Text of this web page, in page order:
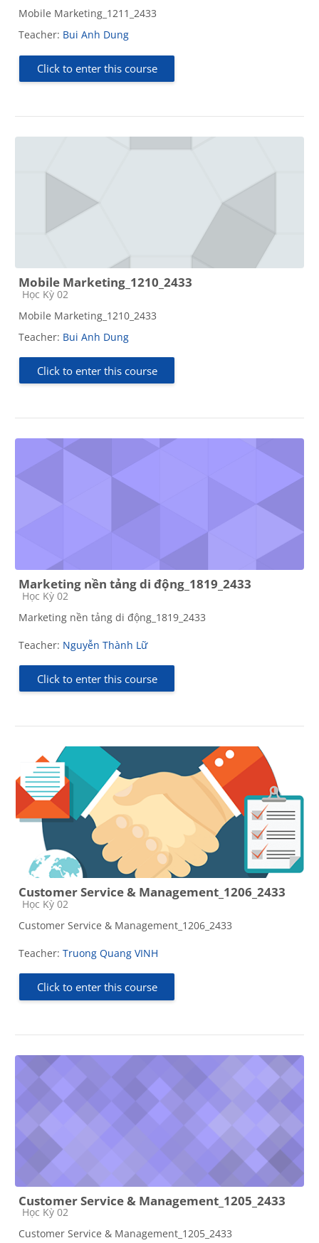
Mobile Marketing_1211_2433
Teacher: Bui Anh Dung
Click to enter this course
Mobile Marketing_1210_2433
Course category
Học Kỳ 02
Mobile Marketing_1210_2433
Teacher: Bui Anh Dung
Click to enter this course
Marketing nền tảng di động_1819_2433
Course category
Học Kỳ 02
Marketing nền tảng di động_1819_2433
Teacher: Nguyễn Thành Lữ
Click to enter this course
Customer Service & Management_1206_2433
Course category
Học Kỳ 02
Customer Service & Management_1206_2433
Teacher: Truong Quang VINH
Click to enter this course
Customer Service & Management_1205_2433
Course category
Học Kỳ 02
Customer Service & Management_1205_2433